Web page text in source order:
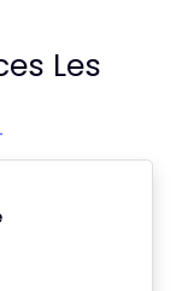
Les